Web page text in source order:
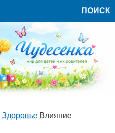
ПОИСК
Здоровье Влияние